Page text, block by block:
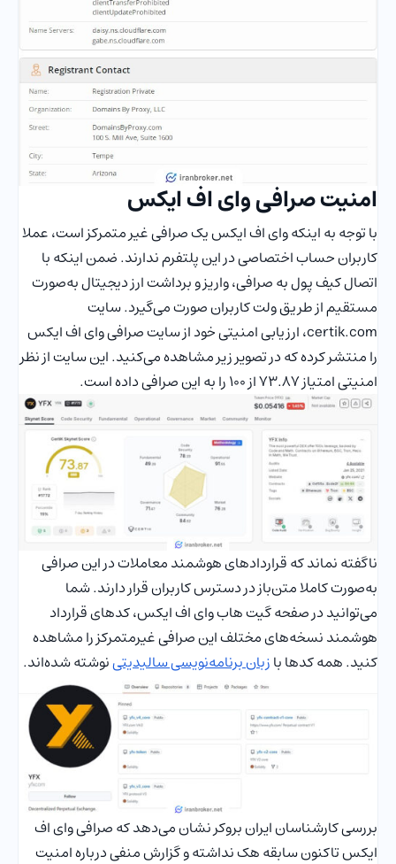
امنیت صرافی وای اف ایکس
با‌ توجه به اینکه وای اف ایکس یک صرافی غیر متمرکز است، عملا
کاربران حساب اختصاصی در این پلتفرم ندارند. ضمن اینکه با
اتصال کیف پول به صرافی، واریز و برداشت ارز دیجیتال به‌صورت
مستقیم از طریق ولت کاربران صورت می‌گیرد. سایت
certik.com، ارزیابی امنیتی خود از سایت صرافی وای اف ایکس
را منتشر کرده که در تصویر زیر مشاهده می‌کنید. این سایت از نظر
امنیتی امتیاز 73.87 از 100 را به این صرافی داده است.
ناگفته نماند که قراردادهای هوشمند معاملات در این صرافی
به‌صورت کاملا متن‌باز در دسترس کاربران قرار دارند. شما
می‌توانید در صفحه گیت هاب وای اف ایکس، کدهای قرارداد
هوشمند نسخه‌های مختلف این صرافی غیرمتمرکز را مشاهده
کنید. همه کدها بازبان برنامه‌نویسی سالیدیتینوشته شده‌اند.
بررسی کارشناسان ایران بروکر نشان می‌دهد که صرافی وای اف
ایکس تاکنون سابقه هک نداشته و گزارش منفی درباره امنیت